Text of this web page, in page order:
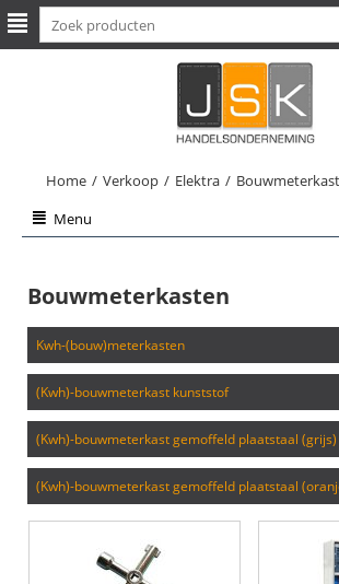
Home / Verkoop / Elektra /
Menu
Bouwmeterkasten
kwh-(bouw)meterkasten
(kwh)-bouwmeterkast kunststof
(kwh)-bouwmeterkast gemoffeld plaatstaal (grijs)
(kwh)-bouwmeterkast gemoffeld plaatstaal